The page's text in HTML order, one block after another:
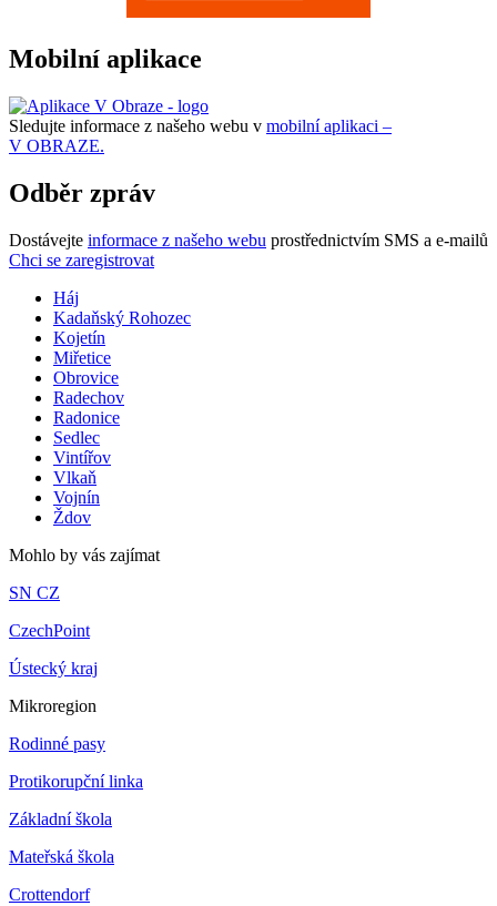
Mobilní aplikace
Sledujte informace z našeho webu v mobilní aplikaci –
V OBRAZE.
Odběr zpráv
Dostávejte informace z našeho webu prostřednictvím SMS a e-mailů
Chci se zaregistrovat
Háj
Kadaňský Rohozec
Kojetín
Miřetice
Obrovice
Radechov
Radonice
Sedlec
Vintířov
Vlkaň
Vojnín
Ždov
Mohlo by vás zajímat
SN CZ
CzechPoint
Ústecký kraj
Mikroregion
Rodinné pasy
Protikorupční linka
Základní škola
Mateřská škola
Crottendorf